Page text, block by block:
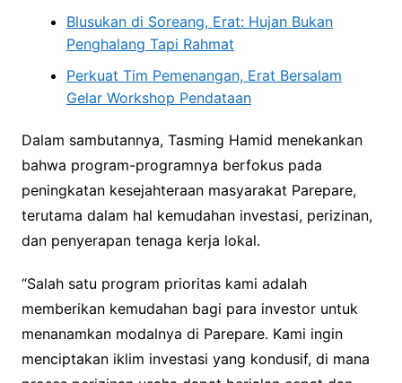
Blusukan di Soreang, Erat: Hujan Bukan
Penghalang Tapi Rahmat
Perkuat Tim Pemenangan, Erat Bersalam
Gelar Workshop Pendataan
Dalam sambutannya, Tasming Hamid menekankan
bahwa program-programnya berfokus pada
peningkatan kesejahteraan masyarakat Parepare,
terutama dalam hal kemudahan investasi, perizinan,
dan penyerapan tenaga kerja lokal.
“Salah satu program prioritas kami adalah
memberikan kemudahan bagi para investor untuk
menanamkan modalnya di Parepare. Kami ingin
menciptakan iklim investasi yang kondusif, di mana